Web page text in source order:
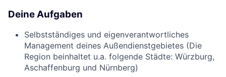
Deine Aufgaben
Selbstständiges und eigenverantwortliches
Management deines Außendienstgebietes (Die
Region beinhaltet u.a. folgende Städte: Würzburg,
Aschaffenburg und Nürnberg)